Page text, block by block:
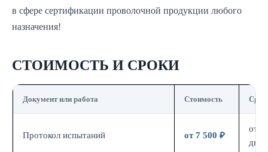
в сфере сертификации проволочной продукции любого
назначения!
СТОИМОСТЬ И СРОКИ
Документ или работа Стоимость Срок
Протокол испытаний от 7 500 ₽
от 7
дн.